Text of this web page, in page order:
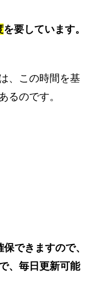
を要しています。
、この時間を基
るのです。
できますので、
、毎日更新可能